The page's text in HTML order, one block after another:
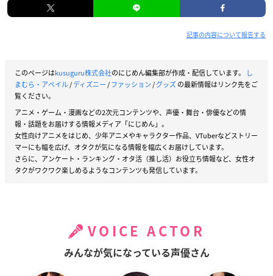
記事の内容について報告する
このページはkusuguru株式会社のにじめん編集部が作成・配信しています。
し
まむら・アベイル/ディズニー/ファッション/グッズの最新情報はリンク先をご
覧ください。
アニメ・ゲーム・漫画などの2次元コンテンツや、声優・舞台・俳優などの情
報・話題をお届けする情報メディア「にじめん」。
女性向けアニメをはじめ、少年アニメやキャラクター作品、VTuberなどストリー
マーにも幅を広げ、オタクが気になる情報を幅広くお届けしています。
さらに、アンケート・ランキング・オタ活（推し活）お役立ち情報など、女性オ
タクがワクワク楽しめるようなコンテンツも発信しています。
VOICE ACTOR
みんなが気になっている声優さん